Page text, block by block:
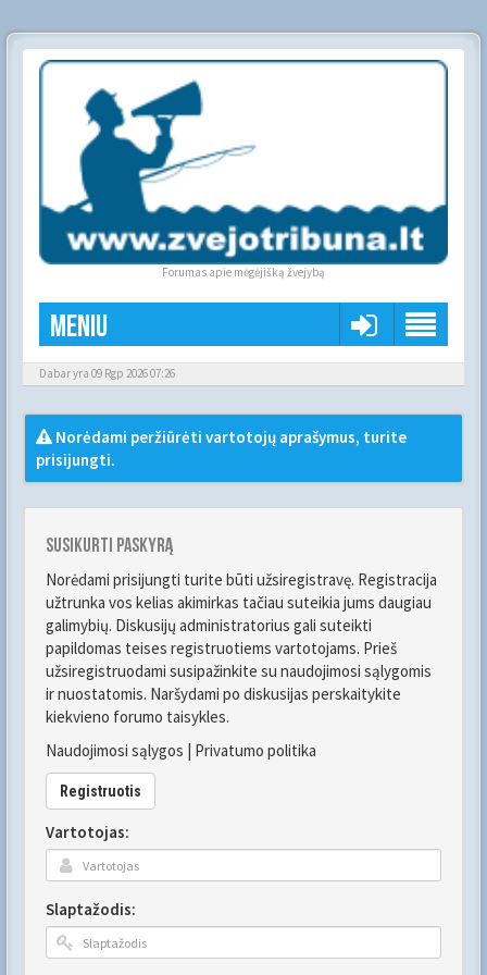
Forumas apie mėgėjišką žvejybą
Meniu
Dabar yra 09 Rgp 2026 07:26
Norėdami peržiūrėti vartotojų aprašymus, turite
prisijungti.
Susikurti paskyrą
Norėdami prisijungti turite būti užsiregistravę. Registracija
užtrunka vos kelias akimirkas tačiau suteikia jums daugiau
galimybių. Diskusijų administratorius gali suteikti
papildomas teises registruotiems vartotojams. Prieš
užsiregistruodami susipažinkite su naudojimosi sąlygomis
ir nuostatomis. Naršydami po diskusijas perskaitykite
kiekvieno forumo taisykles.
Naudojimosi sąlygos | Privatumo politika
Registruotis
Vartotojas:
Slaptažodis: